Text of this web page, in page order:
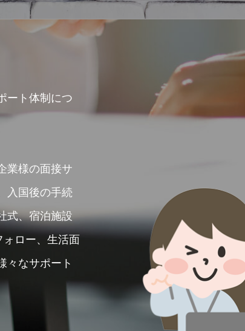
ート体制につ
業様の面接サ
入国後の手続
式、宿泊施設
ォロー、生活面
々なサポート